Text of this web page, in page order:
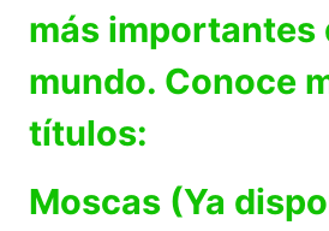
más importantes
mundo. Conoce
títulos:
Moscas (Ya